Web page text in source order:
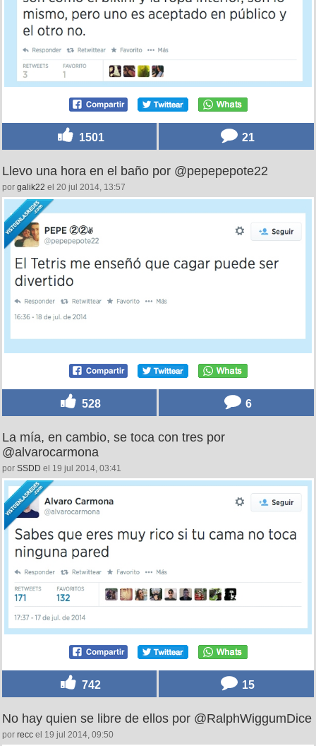
1501 21
Llevo una hora en el baño por @pepepepote22
por galik22 el 20 jul 2014, 13:57
528 6
La mía, en cambio, se toca con tres por
@alvarocarmona
por SSDD el 19 jul 2014, 03:41
742 15
No hay quien se libre de ellos por @RalphWiggumDice
por recc el 19 jul 2014, 09:50